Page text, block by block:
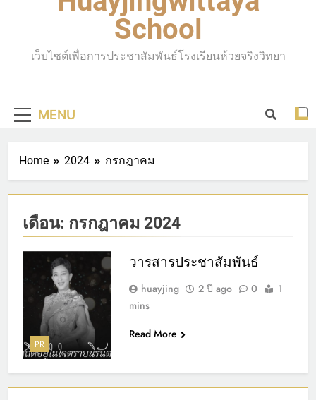
School
เว็บไซต์เพื่อการประชาสัมพันธ์โรงเรียนห้วยจริงวิทยา
MENU
Home 2024 กรกฎาคม
เดือน: กรกฎาคม 2024
PR
วารสารประชาสัมพันธ์
huayjing 2 ปี ago 0
1
mins
Read More